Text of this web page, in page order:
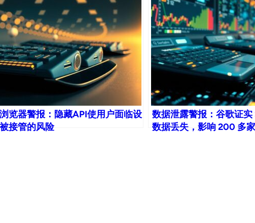
览器警报：隐藏API使用户面临设
接管的风险
数据泄露警报：谷歌证
数据丢失，影响 200 多